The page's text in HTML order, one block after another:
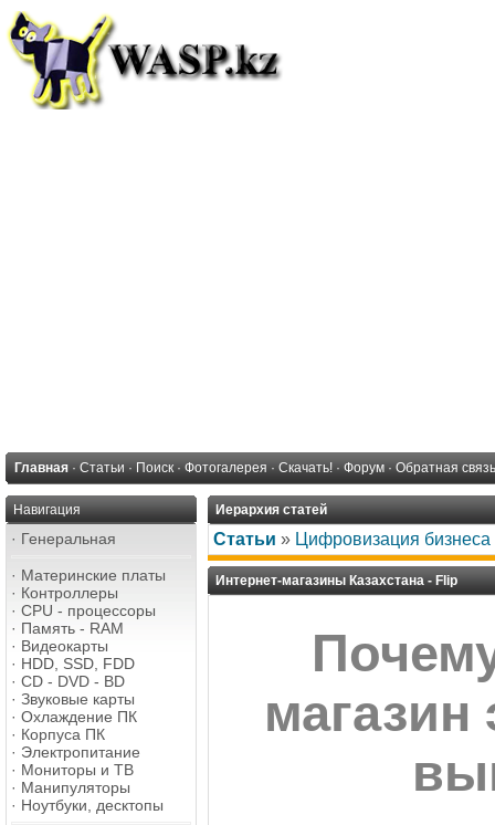
Главная · Статьи · Поиск · Фотогалерея · Скачать! · Форум · Обратная связь
Навигация
· Генеральная
· Материнские платы
· Контроллеры
· CPU - процессоры
· Память - RAM
· Видеокарты
· HDD, SSD, FDD
· CD - DVD - BD
· Звуковые карты
· Охлаждение ПК
· Корпуса ПК
· Электропитание
· Мониторы и ТВ
· Манипуляторы
· Ноутбуки, десктопы
Иерархия статей
Статьи » Цифровизация бизнеса
Интернет-магазины Казахстана - Flip
магазин